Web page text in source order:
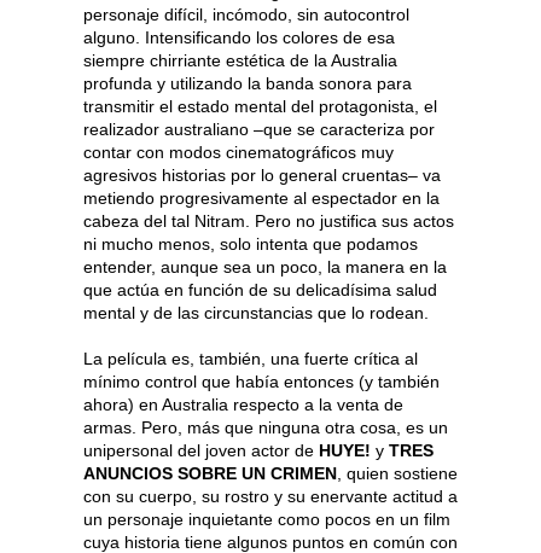
personaje difícil, incómodo, sin autocontrol
alguno. Intensificando los colores de esa
siempre chirriante estética de la Australia
profunda y utilizando la banda sonora para
transmitir el estado mental del protagonista, el
realizador australiano –que se caracteriza por
contar con modos cinematográficos muy
agresivos historias por lo general cruentas– va
metiendo progresivamente al espectador en la
cabeza del tal Nitram. Pero no justifica sus actos
ni mucho menos, solo intenta que podamos
entender, aunque sea un poco, la manera en la
que actúa en función de su delicadísima salud
mental y de las circunstancias que lo rodean.
La película es, también, una fuerte crítica al
mínimo control que había entonces (y también
ahora) en Australia respecto a la venta de
armas. Pero, más que ninguna otra cosa, es un
unipersonal del joven actor de HUYE! y TRES
ANUNCIOS SOBRE UN CRIMEN , quien sostiene
con su cuerpo, su rostro y su enervante actitud a
un personaje inquietante como pocos en un film
cuya historia tiene algunos puntos en común con